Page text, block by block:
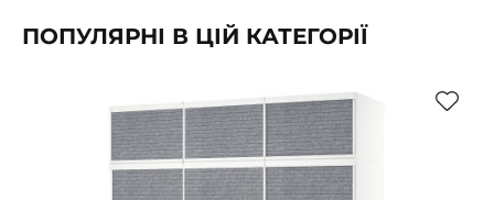
ПОПУЛЯРНІ В ЦІЙ КАТЕГОРІЇ